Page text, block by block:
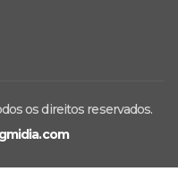
os direitos reservados.